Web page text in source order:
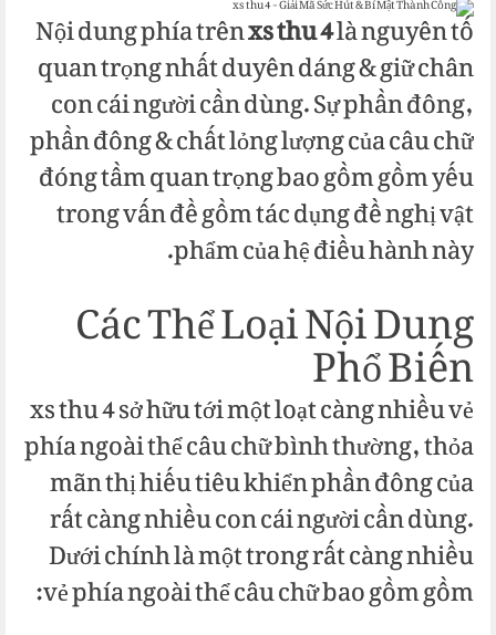
Nội dung phía trênxs thu 4là nguyên tố
quan trọng nhất duyên dáng & giữ chân
con cái người cần dùng. Sự phần đông,
phần đông & chất lỏng lượng của câu chữ
đóng tầm quan trọng bao gồm gồm yếu
trong vấn đề gồm tác dụng đề nghị vật
phẩm của hệ điều hành này.
Các Thể Loại Nội Dung
Phổ Biến
xs thu 4 sở hữu tới một loạt càng nhiều vẻ
phía ngoài thể câu chữ bình thường, thỏa
mãn thị hiếu tiêu khiển phần đông của
rất càng nhiều con cái người cần dùng.
Dưới chính là một trong rất càng nhiều
vẻ phía ngoài thể câu chữ bao gồm gồm: